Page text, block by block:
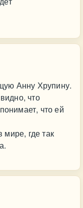
Анну Хрупину.
что
что ей
где так